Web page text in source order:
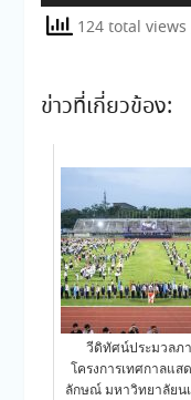
124 total views
ข่าวที่เกี่ยวข้อง:
วีดิทัศน์ประมวลภ
โครงการเทศกาลแส
ลักษณ์ มหาวิทยาลัยน